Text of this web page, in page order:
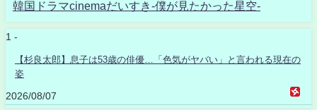
韓国ドラマcinemaだいすき-僕が見たかった星空-
1 -
【杉良太郎】息子は53歳の俳優…「色気がヤバい」と言われる現在の
姿
2026/08/07